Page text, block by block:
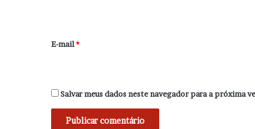
*
E-mail*
Salvar meus dados neste navegador para a próxima